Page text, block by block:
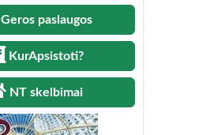
Geros paslaugos
KurApsistoti?
NT skelbimai